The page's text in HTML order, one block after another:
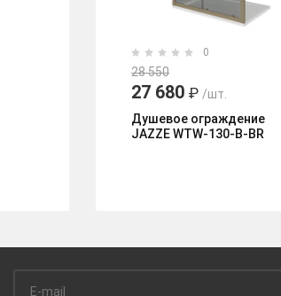
0
28 550
27 680 ₽ /шт.
Душевое ограждение
JAZZE WTW-130-B-BR